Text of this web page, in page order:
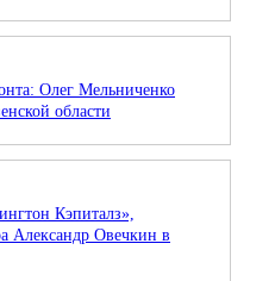
Олег Мельниченко
области
Кэпиталз»,
Александр Овечкин в